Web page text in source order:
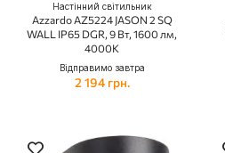
Настінний світильник
Azzardo AZ5224 JASON 2 SQ
WALL IP65 DGR, 9 Вт, 1600 лм,
4000K
Відправимо завтра
2 194 грн.